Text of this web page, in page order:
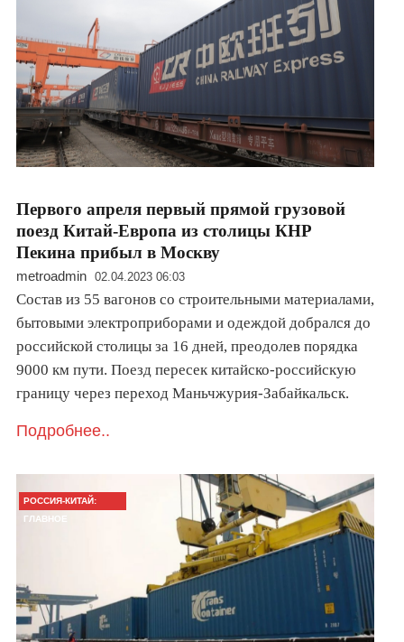
Первого апреля первый прямой грузовой
поезд Китай-Европа из столицы КНР
Пекина прибыл в Москву
metroadmin 02.04.2023 06:03
Состав из 55 вагонов со строительными материалами,
бытовыми электроприборами и одеждой добрался до
российской столицы за 16 дней, преодолев порядка
9000 км пути. Поезд пересек китайско-российскую
границу через переход Маньчжурия-Забайкальск.
Подробнее..
РОССИЯ-КИТАЙ:
ГЛАВНОЕ